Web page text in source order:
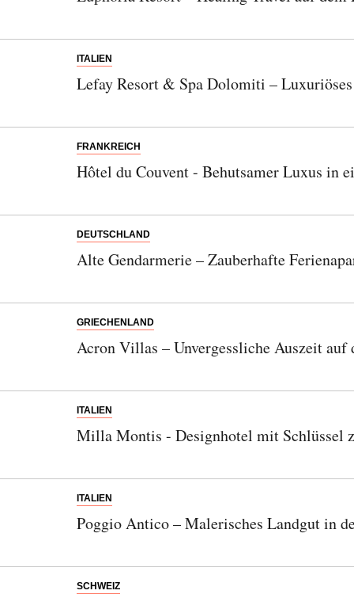
ITALIEN
Lefay Resort & Spa Dolomiti –
FRANKREICH
Hôtel du Couvent - Behutsamer Luxus in
DEUTSCHLAND
Alte Gendarmerie – Zauberhafte
GRIECHENLAND
Acron Villas – Unvergessliche Auszeit auf
ITALIEN
Milla Montis - Designhotel mit Schlüssel
ITALIEN
Poggio Antico – Malerisches Landgut in
SCHWEIZ